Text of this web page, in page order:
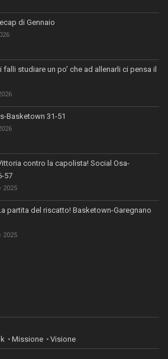
di Gennaio
falli studiare un po’ che ad allenarli ci pensa il
Basketown 31-51
contro la capolista! Social Osa-
57
partita del riscatto! Basketown-Garegnano
Missione Visione